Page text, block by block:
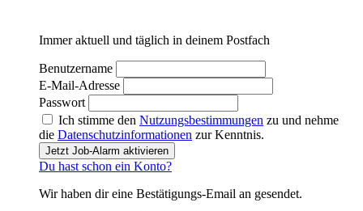
Immer aktuell und täglich in deinem Postfach
Benutzername
E-Mail-Adresse
Passwort
Ich stimme den Nutzungsbestimmungen zu und nehme
die Datenschutzinformationen zur Kenntnis.
Jetzt Job-Alarm aktivieren
Du hast schon ein Konto?
Wir haben dir eine Bestätigungs-Email an gesendet.